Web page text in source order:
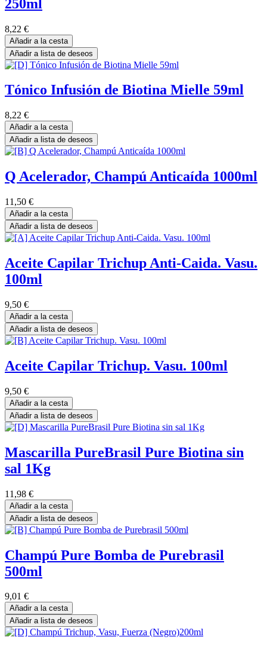
250ml
8,22 €
Añadir a la cesta
Añadir a lista de deseos
Tónico Infusión de Biotina Mielle 59ml
8,22 €
Añadir a la cesta
Añadir a lista de deseos
Q Acelerador, Champú Anticaída 1000ml
11,50 €
Añadir a la cesta
Añadir a lista de deseos
Aceite Capilar Trichup Anti-Caida. Vasu.
100ml
9,50 €
Añadir a la cesta
Añadir a lista de deseos
Aceite Capilar Trichup. Vasu. 100ml
9,50 €
Añadir a la cesta
Añadir a lista de deseos
Mascarilla PureBrasil Pure Biotina sin
sal 1Kg
11,98 €
Añadir a la cesta
Añadir a lista de deseos
Champú Pure Bomba de Purebrasil
500ml
9,01 €
Añadir a la cesta
Añadir a lista de deseos